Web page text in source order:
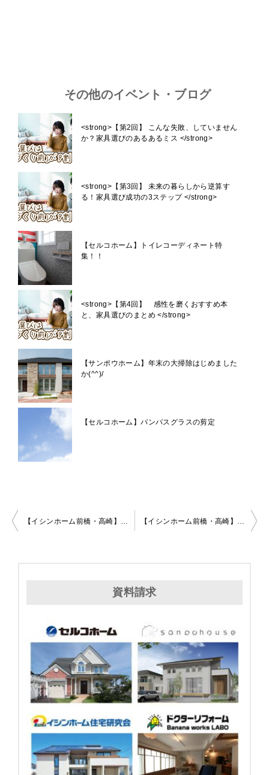
その他のイベント・ブログ
<strong>【第2回】 こんな失敗、していません
か？家具選びのあるあるミス </strong>
<strong>【第3回】 未来の暮らしから逆算す
る！家具選び成功の3ステップ </strong>
【セルコホーム】トイレコーディネート特
集！！
<strong>【第4回】 感性を磨くおすすめ本
と、家具選びのまとめ </strong>
【サンポウホーム】年末の大掃除はじめました
か(^^)/
【セルコホーム】パンパスグラスの剪定
【イシンホーム前橋・高崎】春ですね モデルハウスでお待ちしていま
【イシンホーム前橋・高崎】家づくりの先輩たちから学ぶ！ワンポイントをご紹介！
資料請求